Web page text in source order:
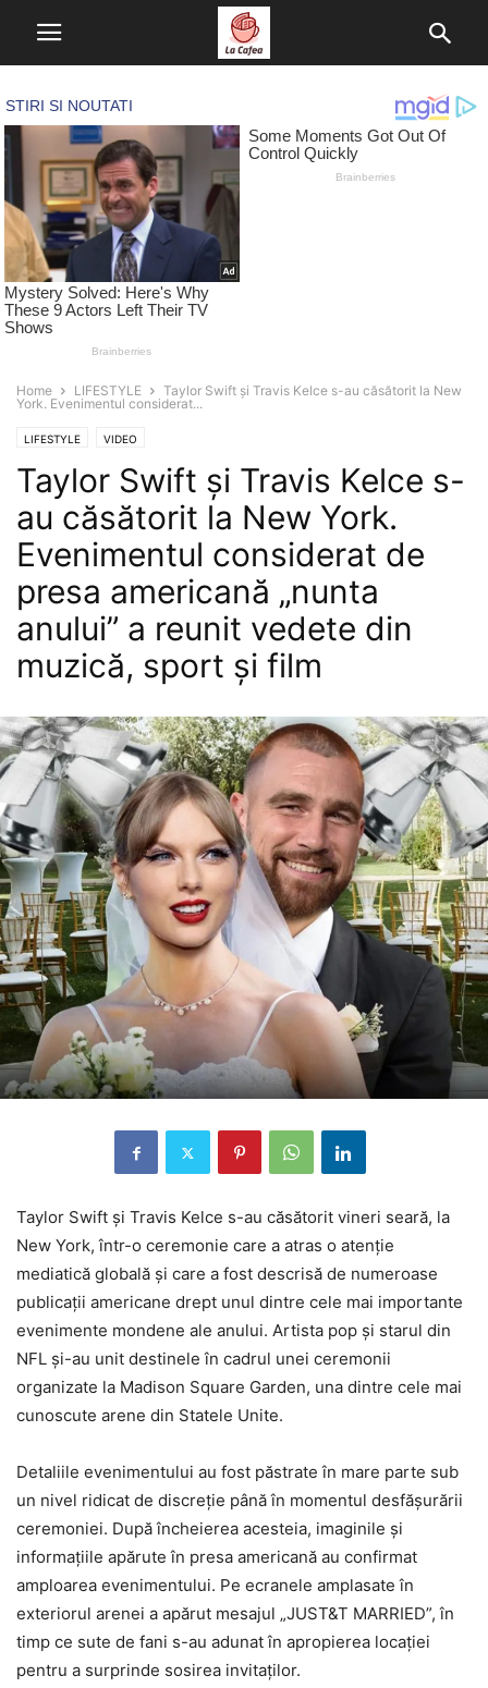
Home LIFESTYLE
Taylor Swift și Travis Kelce s-au căsătorit la New
York. Evenimentul considerat...
LIFESTYLE VIDEO
Taylor Swift și Travis Kelce s-
au căsătorit la New York.
Evenimentul considerat de
presa americană „nunta
anului” a reunit vedete din
muzică, sport și film
Taylor Swift și Travis Kelce s-au căsătorit vineri seară, la
New York, într-o ceremonie care a atras o atenție
mediatică globală și care a fost descrisă de numeroase
publicații americane drept unul dintre cele mai importante
evenimente mondene ale anului. Artista pop și starul din
NFL și-au unit destinele în cadrul unei ceremonii
organizate la Madison Square Garden, una dintre cele mai
cunoscute arene din Statele Unite.
Detaliile evenimentului au fost păstrate în mare parte sub
un nivel ridicat de discreție până în momentul desfășurării
ceremoniei. După încheierea acesteia, imaginile și
informațiile apărute în presa americană au confirmat
amploarea evenimentului. Pe ecranele amplasate în
exteriorul arenei a apărut mesajul „JUST&T MARRIED”, în
timp ce sute de fani s-au adunat în apropierea locației
pentru a surprinde sosirea invitaților.